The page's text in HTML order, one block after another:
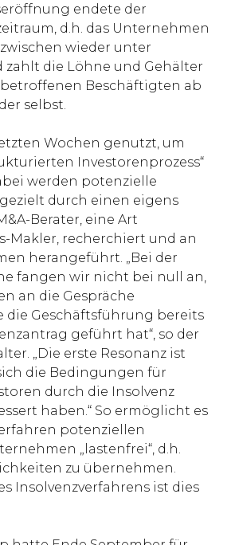
endete der
d.h. das Unternehmen
wieder unter
zahlt die Löhne und Gehälter
betroffenen Beschäftigten ab
selbst.
Wochen genutzt, um
Investorenprozess“
werden potenzielle
durch einen eigens
Berater, eine Art
Makler, recherchiert und an
herangeführt. „Bei der
fangen wir nicht bei null an,
an die Gespräche
die Geschäftsführung bereits
geführt hat“, so der
„Die erste Resonanz ist
die Bedingungen für
durch die Insolvenz
haben.“ So ermöglicht es
potenziellen
„lastenfrei“, d.h.
zu übernehmen.
Insolvenzverfahrens ist dies